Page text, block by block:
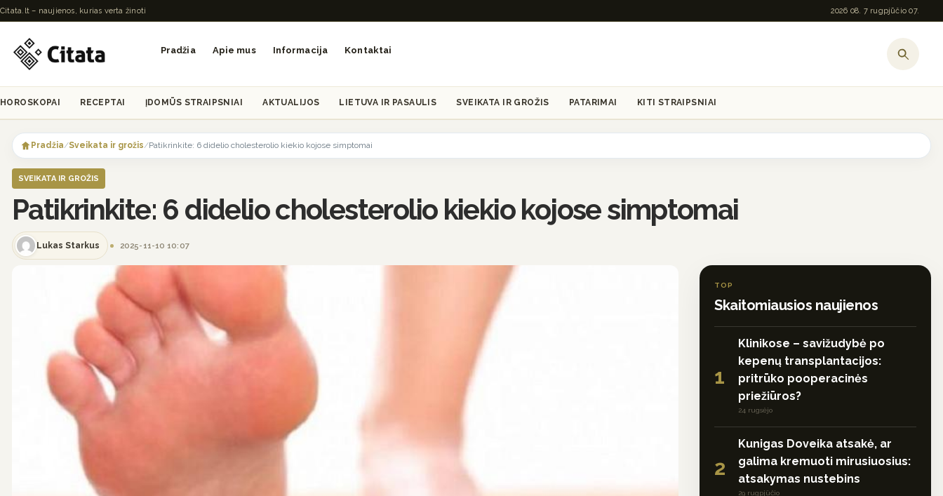
Citata.lt – naujienos, kurias verta žinoti 2026 08. 7 rugpjūčio 07.
Pradžia Apie mus Informacija Kontaktai
HOROSKOPAI RECEPTAI ĮDOMŪS STRAIPSNIAI AKTUALIJOS LIETUVA IR PASAULIS SVEIKATA IR GROŽIS PATARIMAI KITI STRAIPSNIAI
Pradžia/Sveikata ir grožis/Patikrinkite: 6 didelio cholesterolio kiekio kojose simptomai
SVEIKATA IR GROŽIS
Patikrinkite: 6 didelio cholesterolio kiekio kojose simptomai
Lukas Starkus 2025-11-10 10:07
TOP
Skaitomiausios naujienos
1
Klinikose – savižudybė po
kepenų transplantacijos:
pritrūko pooperacinės
priežiūros?
24 rugsėjo
2
Kunigas Doveika atsakė, ar
galima kremuoti mirusiuosius:
atsakymas nustebins
29 rugpjūčio